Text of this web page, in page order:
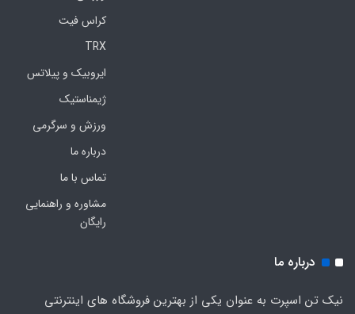
کراس فیت
TRX
ایروبیک و پیلاتس
ژیمناستیک
ورزش و سرگرمی
درباره ما
تماس با ما
مشاوره و راهنمایی
رایگان
درباره ما
نیک تن اسپرت به عنوان یکی از بهترین فروشگاه های اینترنتی